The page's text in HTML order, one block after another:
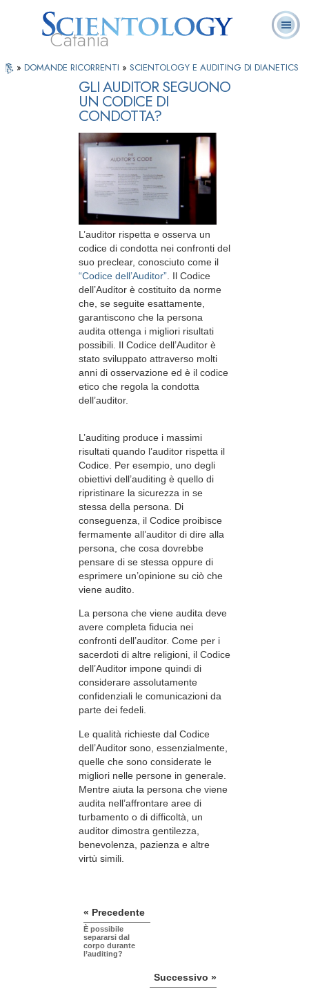
Catania
L. Ron Hubbard:
Fondatore
Che cos’è
Scientology?
Ministri
Volontari
Domande
ricorrenti
Libri
Play » DOMANDE RICORRENTI » SCIENTOLOGY E AUDITING DI DIANETICS
GLI AUDITOR SEGUONO
UN CODICE DI
CONDOTTA?
L’auditor rispetta e osserva un
codice di condotta nei confronti del
suo preclear, conosciuto come il
“Codice dell’Auditor” . Il Codice
dell’Auditor è costituito da norme
che, se seguite esattamente,
garantiscono che la persona
audita ottenga i migliori risultati
possibili. Il Codice dell’Auditor è
stato sviluppato attraverso molti
anni di osservazione ed è il codice
etico che regola la condotta
dell’auditor.
L’auditing produce i massimi
risultati quando l’auditor rispetta il
Codice. Per esempio, uno degli
obiettivi dell’auditing è quello di
ripristinare la sicurezza in se
stessa della persona. Di
conseguenza, il Codice proibisce
fermamente all’auditor di dire alla
persona, che cosa dovrebbe
pensare di se stessa oppure di
esprimere un’opinione su ciò che
viene audito.
La persona che viene audita deve
avere completa fiducia nei
confronti dell’auditor. Come per i
sacerdoti di altre religioni, il Codice
dell’Auditor impone quindi di
considerare assolutamente
confidenziali le comunicazioni da
parte dei fedeli.
Le qualità richieste dal Codice
dell’Auditor sono, essenzialmente,
quelle che sono considerate le
migliori nelle persone in generale.
Mentre aiuta la persona che viene
audita nell’affrontare aree di
turbamento o di difficoltà, un
auditor dimostra gentilezza,
benevolenza, pazienza e altre
virtù simili.
« Precedente
È possibile
separarsi dal
corpo durante
l’auditing?
Successivo »